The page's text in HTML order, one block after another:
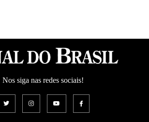
Nos siga nas redes sociais!